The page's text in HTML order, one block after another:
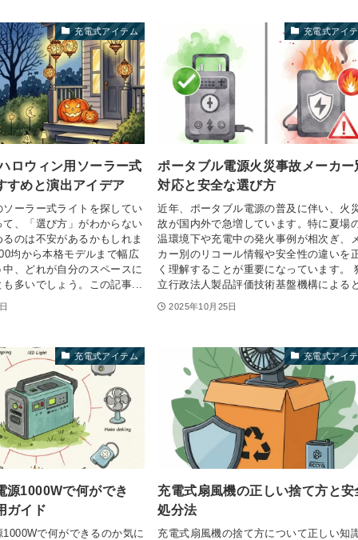
充電式アイテム
ロウィン用ソーラー式
すめと演出アイデア
ーラー式ライトを探してい
、「選び方」がわからない
のは不安があるかもしれま
均から本格モデルまで幅広
、どれが自分のスペースに
多いでしょう。この記事...
充電式アイ
ポータブル電源火災事故メーカー
対応と安全な選び方
近年、ポータブル電源の普及に伴い、火
故が国内外で急増しています。特に夏場
温環境下や充電中の発火事例が相次ぎ、
カー別のリコール情報や安全性の違いを
く理解することが重要になっています。
立行政法人製品評価技術基盤機構による
2025年10月25日
充電式アイテム
源1000Wで何ができ
ガイド
で何ができるのか気に
充電式アイ
充電式扇風機の正しい捨て方と安
処分法
充電式扇風機の捨て方について正しい知